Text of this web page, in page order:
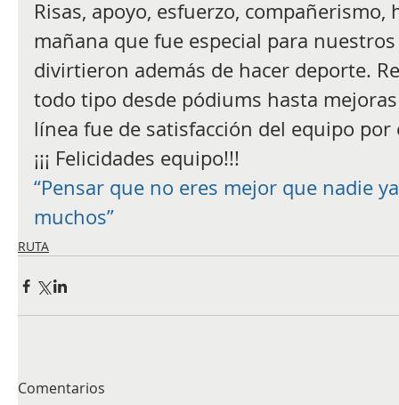
Risas, apoyo, esfuerzo,
mañana que fue especial para
divirtieron además de hacer deporte.
todo tipo desde pódiums hasta
línea fue de satisfacción del equipo
¡¡¡ Felicidades equipo!!!
“Pensar que no eres mejor que nadie
muchos”
RUTA
Comentarios